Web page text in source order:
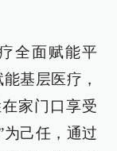
全面赋能平
基层医疗，
家门口享受
己任，通过